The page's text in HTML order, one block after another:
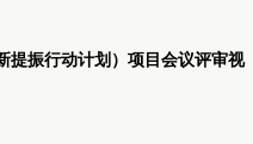
提振行动计划）项目会议评审视